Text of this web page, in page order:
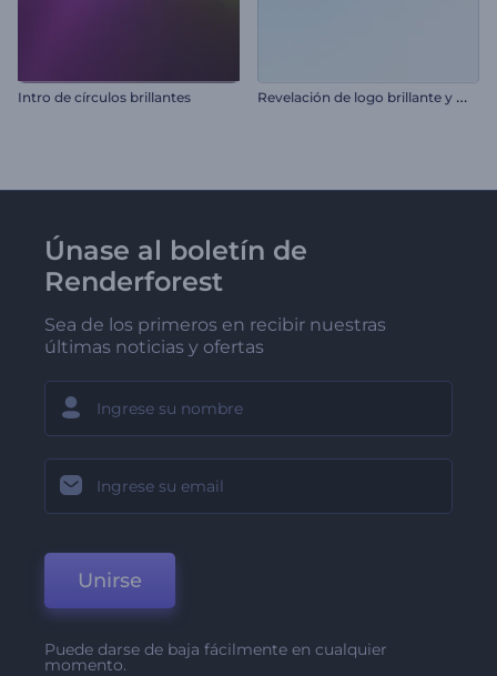
Intro de círculos brillantes R
evelación de logo brillante y minimalista
Únase al boletín de
Renderforest
Sea de los primeros en recibir nuestras
últimas noticias y ofertas
Unirse
Puede darse de baja fácilmente en cualquier
momento.